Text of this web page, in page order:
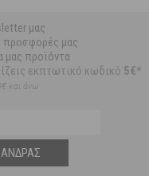
μας
προσφορές μας
μας προϊόντα
εκπτωτικό κωδικό 5€*
και άνω
ΆΝΔΡΑΣ